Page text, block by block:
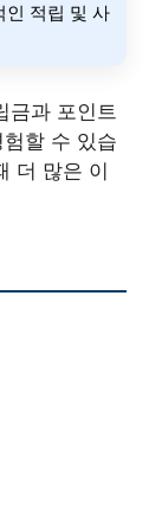
인 적립 및 사
금과 포인트
할 수 있습
더 많은 이